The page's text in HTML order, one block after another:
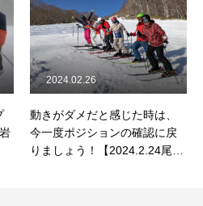
動きがダメだと感じた時は、
今一度ポジションの確認に戻
りましょう！【2024.2.24尾瀬
2024.02.26